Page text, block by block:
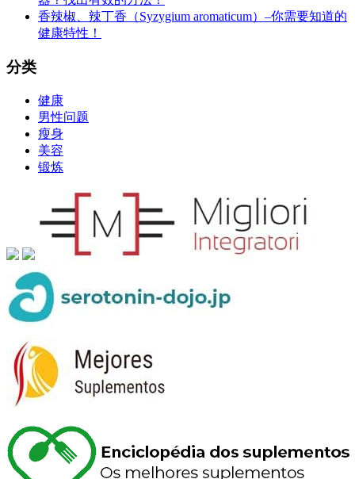
香辣椒、辣丁香（Syzygium aromaticum）–你需要知道的
健康特性！
分类
健康
男性问题
瘦身
美容
锻炼